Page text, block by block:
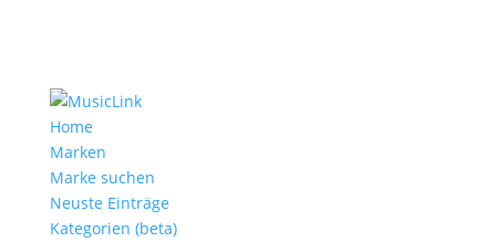
Home
Marken
Marke suchen
Neuste Einträge
Kategorien (beta)